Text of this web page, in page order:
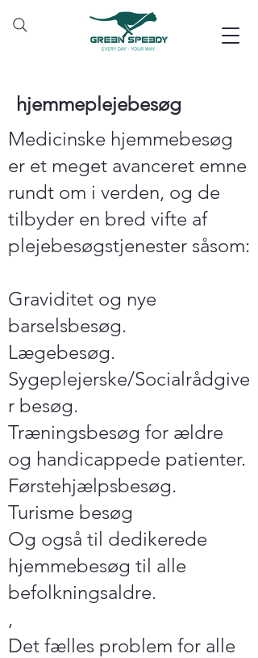
hjemmeplejebesøg
Medicinske hjemmebesøg
er et meget avanceret emne
rundt om i verden, og de
tilbyder en bred vifte af
plejebesøgstjenester såsom:
Graviditet og nye
barselsbesøg.
Lægebesøg.
Sygeplejerske/Socialrådgive
r besøg.
Træningsbesøg for ældre
og handicappede patienter.
Førstehjælpsbesøg.
Turisme besøg
Og også til dedikerede
hjemmebesøg til alle
befolkningsaldre.
,
Det fælles problem for alle